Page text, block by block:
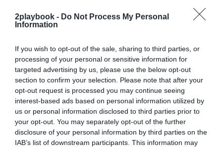
2playbook - Do Not Process My Personal
Information
If you wish to opt-out of the sale, sharing to third parties, or
processing of your personal or sensitive information for
targeted advertising by us, please use the below opt-out
section to confirm your selection. Please note that after your
opt-out request is processed you may continue seeing
interest-based ads based on personal information utilized by
us or personal information disclosed to third parties prior to
your opt-out. You may separately opt-out of the further
disclosure of your personal information by third parties on the
IAB’s list of downstream participants. This information may
Estadio de Balaídos. Asimismo,Hummelentró como
socio técnico en 2024
frontal del pantalón, oJP Financial, queluce en la
manga de la camiseta.
Sobre Intelligence 2P
Intelligence 2Pes la unidad de estrategia e
inteligencia de mercado de 2Playbook. La plataforma de
datos monitoriza más de 34.000 contratos de
patrocinio, de los que 25.000 corresponden al mercado
español y más de 8.000 a propiedades deportivas y